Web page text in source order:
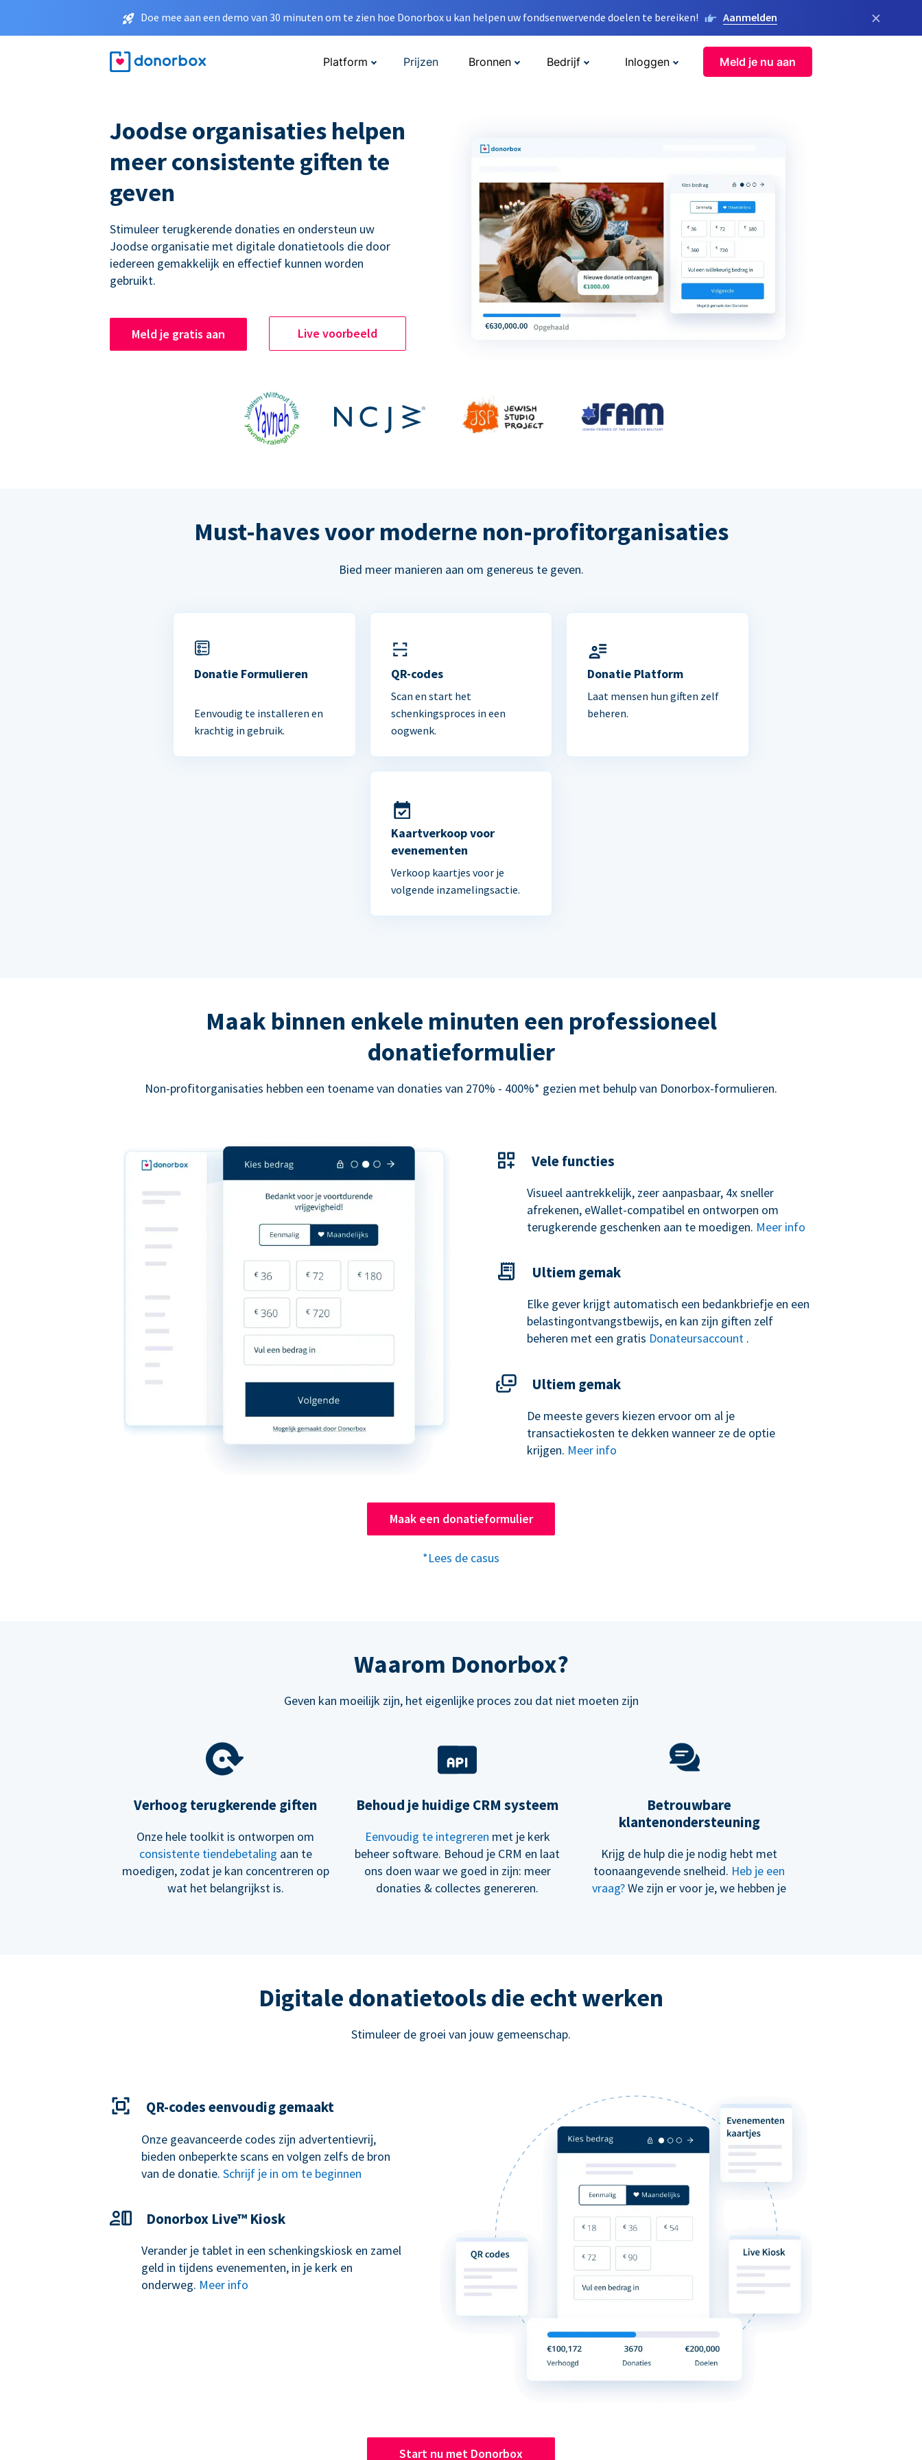
Doe mee aan een demo van 30 minuten om te zien hoe Donorbox u kan helpen uw fondsenwervende doelen te bereiken! Aanmelden ×
Platform Prijzen Bronnen Bedrijf Inloggen Meld je nu aan
Joodse organisaties helpen
meer consistente giften te
geven
Stimuleer terugkerende donaties en ondersteun uw
Joodse organisatie met digitale donatietools die door
iedereen gemakkelijk en effectief kunnen worden
gebruikt.
Meld je gratis aan Live voorbeeld
Must-haves voor moderne non-profitorganisaties
Bied meer manieren aan om genereus te geven.
Donatie Formulieren
Eenvoudig te installeren en
krachtig in gebruik.
QR-codes
Scan en start het
schenkingsproces in een
oogwenk.
Donatie Platform
Laat mensen hun giften zelf
beheren.
Kaartverkoop voor
evenementen
Verkoop kaartjes voor je
volgende inzamelingsactie.
Maak binnen enkele minuten een professioneel
donatieformulier
Non-profitorganisaties hebben een toename van donaties van 270% - 400%* gezien met behulp van Donorbox-formulieren.
Vele functies
Visueel aantrekkelijk, zeer aanpasbaar, 4x sneller
afrekenen, eWallet-compatibel en ontworpen om
terugkerende geschenken aan te moedigen. Meer info
Ultiem gemak
Elke gever krijgt automatisch een bedankbriefje en een
belastingontvangstbewijs, en kan zijn giften zelf
beheren met een gratis Donateursaccount .
Ultiem gemak
De meeste gevers kiezen ervoor om al je
transactiekosten te dekken wanneer ze de optie
krijgen. Meer info
Maak een donatieformulier
*Lees de casus
Waarom Donorbox?
Geven kan moeilijk zijn, het eigenlijke proces zou dat niet moeten zijn
Verhoog terugkerende giften
Onze hele toolkit is ontworpen om
consistente tiendebetaling aan te
moedigen, zodat je kan concentreren op
wat het belangrijkst is.
Behoud je huidige CRM systeem
Eenvoudig te integreren met je kerk
beheer software. Behoud je CRM en laat
ons doen waar we goed in zijn: meer
donaties & collectes genereren.
Betrouwbare
klantenondersteuning
Krijg de hulp die je nodig hebt met
toonaangevende snelheid. Heb je een
vraag?We zijn er voor je, we hebben je
Digitale donatietools die echt werken
Stimuleer de groei van jouw gemeenschap.
QR-codes eenvoudig gemaakt
Onze geavanceerde codes zijn advertentievrij,
bieden onbeperkte scans en volgen zelfs de bron
van de donatie. Schrijf je in om te beginnen
Donorbox Live™ Kiosk
Verander je tablet in een schenkingskiosk en zamel
geld in tijdens evenementen, in je kerk en
onderweg. Meer info
Start nu met Donorbox